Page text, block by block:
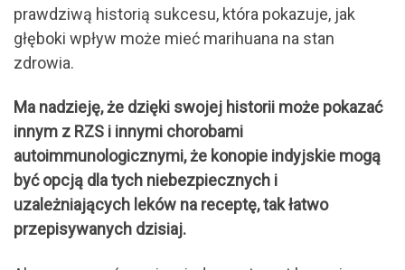
prawdziwą historią sukcesu, która pokazuje, jak
głęboki wpływ może mieć marihuana na stan
zdrowia.
Ma nadzieję, że dzięki swojej historii może pokazać
innym z RZS i innymi chorobami
autoimmunologicznymi, że konopie indyjskie mogą
być opcją dla tych niebezpiecznych i
uzależniających leków na receptę, tak łatwo
przepisywanych dzisiaj.